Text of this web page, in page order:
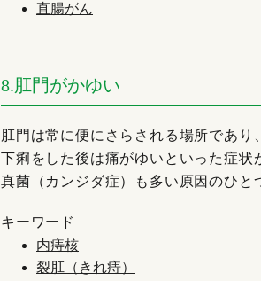
直腸がん
8.肛門がかゆい
肛門は常に便にさらされる場所であり
下痢をした後は痛がゆいといった症状
真菌（カンジダ症）も多い原因のひと
キーワード
内痔核
裂肛（きれ痔）